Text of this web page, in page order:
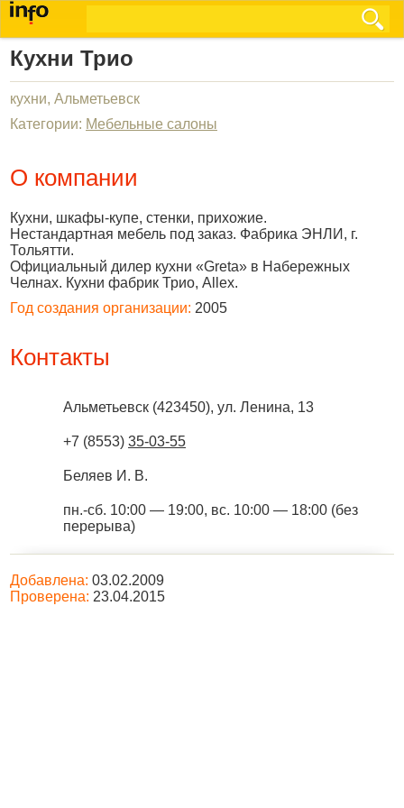
Кухни Трио
кухни, Альметьевск
Категории: Мебельные салоны
О компании
Кухни, шкафы-купе, стенки, прихожие.
Нестандартная мебель под заказ. Фабрика ЭНЛИ, г.
Тольятти.
Официальный дилер кухни «Greta» в Набережных
Челнах. Кухни фабрик Трио, Allex.
Год создания организации: 2005
Контакты
Альметьевск (423450), ул. Ленина, 13
+7 (8553) 35-03-55
Беляев И. В.
пн.-сб. 10:00 — 19:00, вс. 10:00 — 18:00 (без
перерыва)
Добавлена: 03.02.2009
Проверена: 23.04.2015